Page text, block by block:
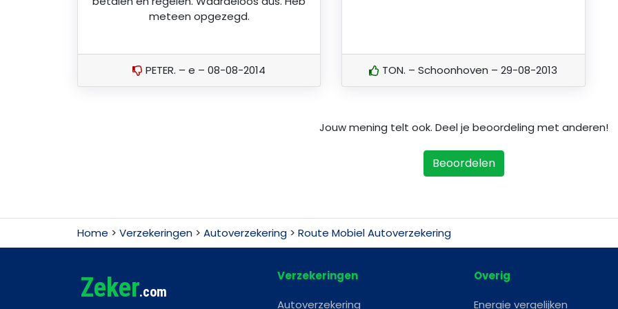
meteen opgezegd.
PETER. – e – 08-08-2014 TON. – Schoonhoven – 29-08-2013
Jouw mening telt ook. Deel je beoordeling met anderen!
Beoordelen
Home > Verzekeringen > Autoverzekering > Route Mobiel Autoverzekering
Zeker.com
Verzekeringen
Autoverzekering
Overig
Energie vergelijken